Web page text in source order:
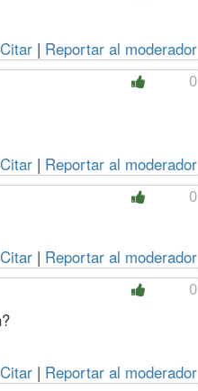
Citar | Reportar al moderador
0
Citar | Reportar al moderador
0
Citar | Reportar al moderador
0
Citar | Reportar al moderador